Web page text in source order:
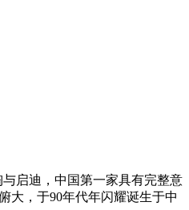
启迪，中国第一家具有完整意
大，于90年代年闪耀诞生于中